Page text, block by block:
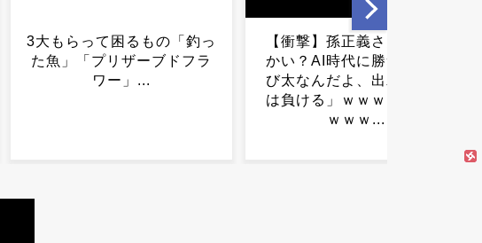
【衝撃】孫正義さん「いい
かい？AI時代に勝つのはの
び太なんだよ、出木杉くん
高市内閣、支持率急落…有
権者が気付き始めた“本当の
狙い”とは...